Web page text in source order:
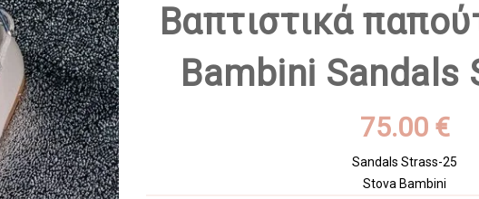
Βαπτιστικά
Bambini Sandals
75.00 €
Sandals Strass-25
Stova Bambini